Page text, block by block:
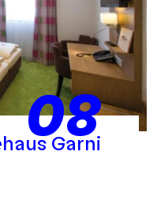
08
Garni